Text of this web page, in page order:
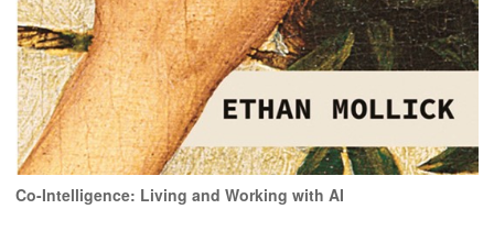
Co-Intelligence: Living and Working with AI